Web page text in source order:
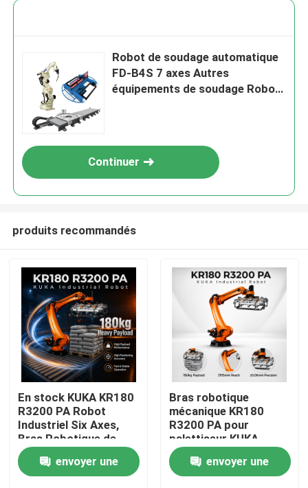
À la maison
Robot de soudage automatique
FD-B4S 7 axes Autres
équipements de soudage Robot
Continuer
produits recommandés
En stock KUKA KR180
R3200 PA Robot
Industriel Six Axes,
Bras Robotique de
Palettisation et
Manutention avec une
Portée de 3195mm
envoyer une
Bras robotique
mécanique KR180
R3200 PA pour
palettiseur KUKA
Robot, portée
maximale de 3195 mm
envoyer une